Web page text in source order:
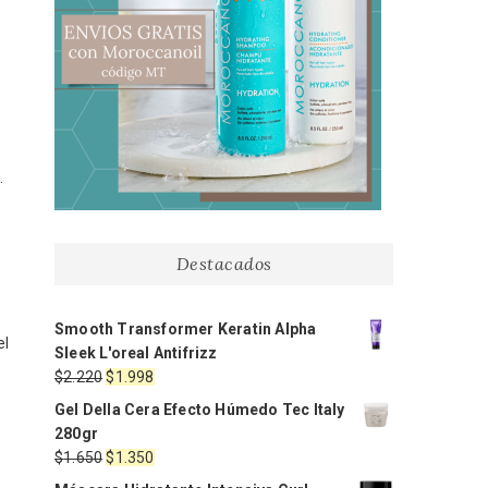
Destacados
Smooth Transformer Keratin Alpha
Sleek L'oreal Antifrizz
$2.220El
precio
era:
$2.220.
$1.998
precio
es:
$1.998.
Gel Della Cera Efecto Húmedo Tec Italy
280gr
$1.650El
precio
$1.350